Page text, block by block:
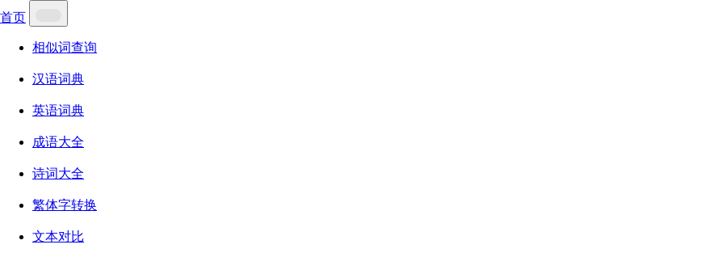
首页
相似词查询
汉语词典
英语词典
成语大全
诗词大全
繁体字转换
文本对比